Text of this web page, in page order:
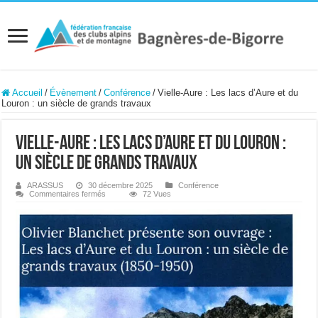
Accueil / Évènement / Conférence / Vielle-Aure : Les lacs d’Aure et du
Louron : un siècle de grands travaux
Vielle-Aure : Les lacs d’Aure et du Louron :
un siècle de grands travaux
ARASSUS 30 décembre 2025
Conférence
Commentaires fermés
:
Les
lacs
et
du
Louron
un
72 Vues